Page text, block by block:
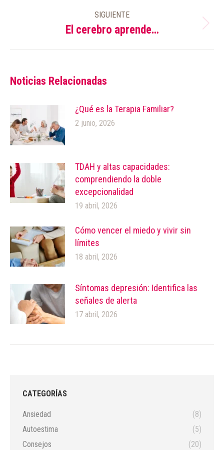
SIGUIENTE
Publicación
El cerebro aprende…
Noticias Relacionadas
¿Qué es la Terapia Familiar?
2 junio, 2026
TDAH y altas capacidades:
comprendiendo la doble
excepcionalidad
19 abril, 2026
Cómo vencer el miedo y vivir sin
límites
18 abril, 2026
Síntomas depresión: Identifica las
señales de alerta
17 abril, 2026
CATEGORÍAS
Ansiedad
(8)
Autoestima
(5)
Consejos
(20)